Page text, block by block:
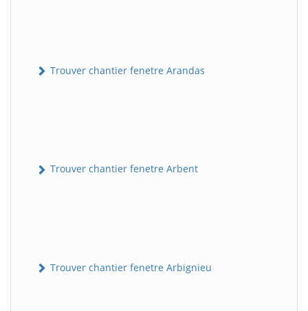
Trouver chantier fenetre Arandas
Trouver chantier fenetre Arbent
Trouver chantier fenetre Arbignieu